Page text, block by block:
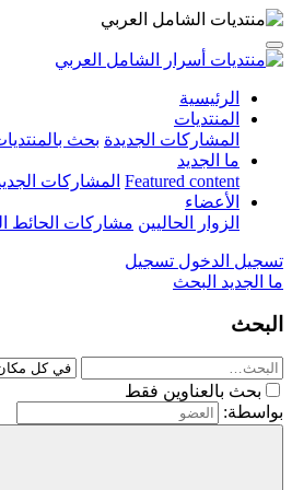
الرئيسية
المنتديات
المشاركات الجديدة بحث
ما الجديد
Featured content المشاركات
الأعضاء
الزوار الحاليين مشاركات الحائط
تسجيل الدخول تسجيل
ما الجديد البحث
البحث
بحث بالعناوين فقط
بواسطة: